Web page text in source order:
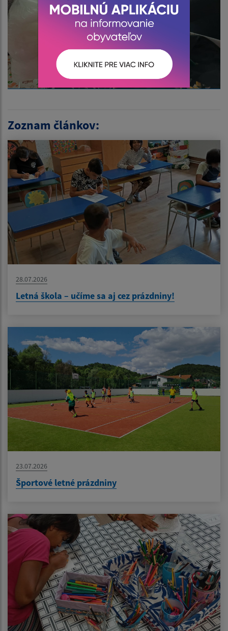
Zoznam článkov:
28.07.2026
Letná škola – učíme sa aj cez prázdniny!
23.07.2026
Športové letné prázdniny